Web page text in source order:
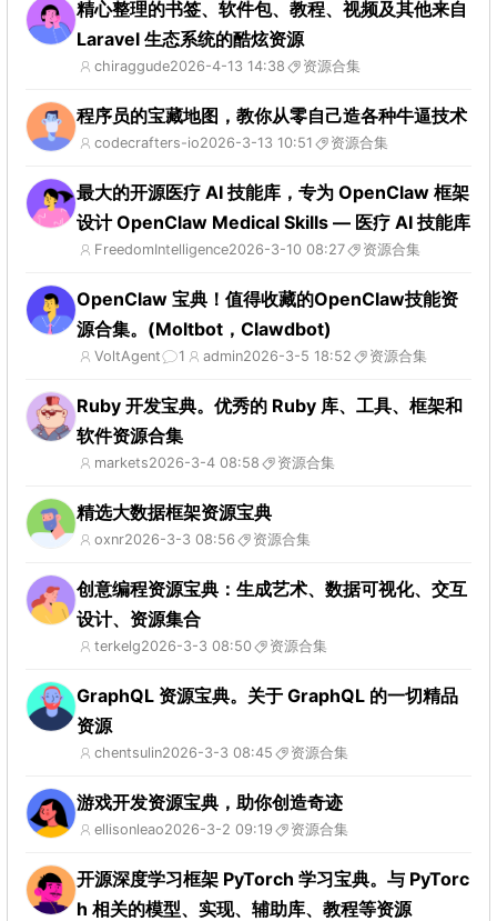
精心整理的书签、软件包、教程、视频及其他来自
Laravel 生态系统的酷炫资源
chiraggude2026-4-13 14:38 资源合集
程序员的宝藏地图，教你从零自己造各种牛逼技术
codecrafters-io2026-3-13 10:51 资源合集
最大的开源医疗 AI 技能库，专为 OpenClaw 框架
设计 OpenClaw Medical Skills — 医疗 AI 技能库
FreedomIntelligence2026-3-10 08:27 资源合集
OpenClaw 宝典！值得收藏的OpenClaw技能资
源合集。(Moltbot，Clawdbot)
VoltAgent 1 admin2026-3-5 18:52 资源合集
Ruby 开发宝典。优秀的 Ruby 库、工具、框架和
软件资源合集
markets2026-3-4 08:58 资源合集
精选大数据框架资源宝典
oxnr2026-3-3 08:56 资源合集
创意编程资源宝典：生成艺术、数据可视化、交互
设计、资源集合
terkelg2026-3-3 08:50 资源合集
GraphQL 资源宝典。关于 GraphQL 的一切精品
资源
chentsulin2026-3-3 08:45 资源合集
游戏开发资源宝典，助你创造奇迹
ellisonleao2026-3-2 09:19 资源合集
开源深度学习框架 PyTorch 学习宝典。与 PyTorc
h 相关的模型、实现、辅助库、教程等资源